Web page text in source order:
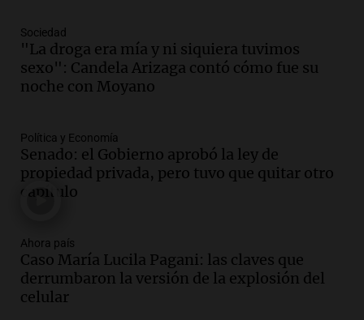
Audio.El obispo de Buenos Aires
anticipa su homilía en el Santuario de
San Cayetano en Liniers
Audio.Prisión preventiva para
motociclista por intento de homicidio
en Santa Lucía, Tucumán
Panorama Federal
Audio.
Tucumán afecta a hogares con subas de
hasta el 38% en agosto
Panorama Federal
Sociedad
"La droga era mía y ni siquiera tuvimos
sexo": Candela Arizaga contó cómo fue su
noche con Moyano
Política y Economía
Senado: el Gobierno aprobó la ley de
propiedad privada, pero tuvo que quitar otro
capítulo
Ahora país
Caso María Lucila Pagani: las claves que
derrumbaron la versión de la explosión del
celular